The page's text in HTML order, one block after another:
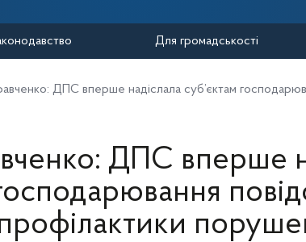
Для громадськості
ДПС вперше надіслала суб’єктам
ДПС вперше